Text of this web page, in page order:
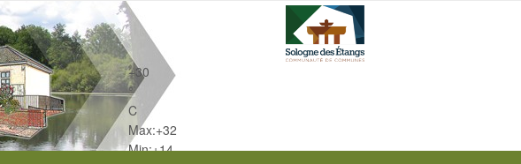
+30
°
C
Max:+32
Min:+14